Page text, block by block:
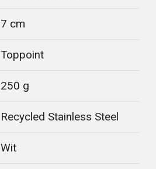
7 cm
Toppoint
250 g
Recycled Stainless Steel
Wit